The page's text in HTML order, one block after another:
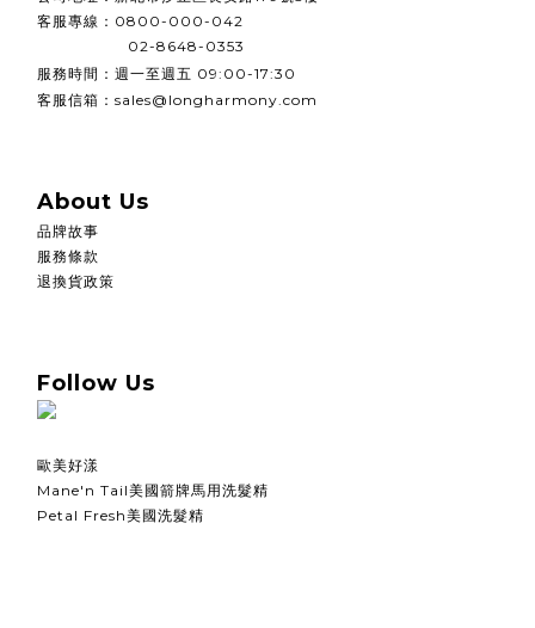
客服專線：0800-000-042
02-8648-0353
服務時間： 週一至週五 09:00-17:30
客服信箱：sales@longharmony.com
About Us
品牌故事
服務條款
退換貨政策
Follow Us
歐美好漾
Mane'n Tail美國箭牌馬用洗髮精
Petal Fresh美國洗髮精